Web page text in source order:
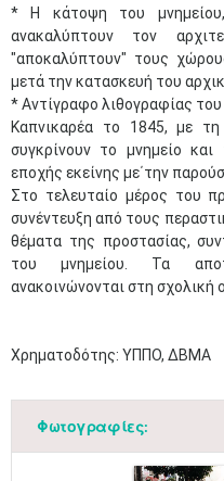
* Η κάτοψη του
ανακαλύπτουν τον
"αποκαλύπτουν" τους
μετά την κατασκευή του
* Αντίγραφο λιθογραφίας
Καπνικαρέα το 1845, με
συγκρίνουν το μνημείο
εποχής εκείνης με΄την
Στο τελευταίο μέρος του
συνέντευξη από τους
θέματα της προστασίας,
του μνημείου. Τα
ανακοινώνονται στη σχολική
Χρηματοδότης: YΠΠΟ, ΔΒΜΑ
Φωτογραφίες: